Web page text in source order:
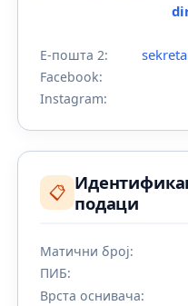
Е-пошта 2:
Facebook:
Instagram:
📋 подаци
Матични број:
ПИБ:
Врста оснивача: